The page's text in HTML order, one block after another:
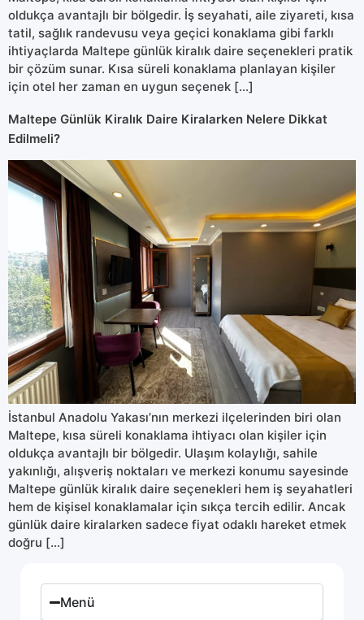
oldukça avantajlı bir bölgedir. İş seyahati, aile ziyareti, kısa
tatil, sağlık randevusu veya geçici konaklama gibi farklı
ihtiyaçlarda Maltepe günlük kiralık daire seçenekleri pratik
bir çözüm sunar. Kısa süreli konaklama planlayan kişiler
için otel her zaman en uygun seçenek […]
Maltepe Günlük Kiralık Daire Kiralarken Nelere Dikkat
Edilmeli?
İstanbul Anadolu Yakası’nın merkezi ilçelerinden biri olan
Maltepe, kısa süreli konaklama ihtiyacı olan kişiler için
oldukça avantajlı bir bölgedir. Ulaşım kolaylığı, sahile
yakınlığı, alışveriş noktaları ve merkezi konumu sayesinde
Maltepe günlük kiralık daire seçenekleri hem iş seyahatleri
hem de kişisel konaklamalar için sıkça tercih edilir. Ancak
günlük daire kiralarken sadece fiyat odaklı hareket etmek
doğru […]
Menü